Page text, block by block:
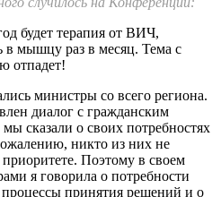
будет терапия от ВИЧ,
в мышцу раз в месяц. Тема с
отпадет!
министры со всего региона.
диалог с гражданским
сказали о своих потребностях
никто из них не
Поэтому в своем
я говорила о потребности
принятия решений и о